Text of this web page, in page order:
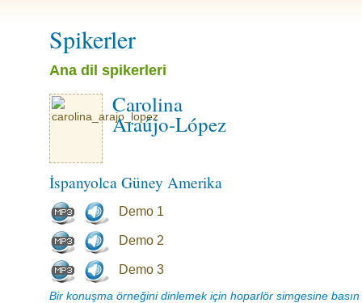
Spikerler
Ana dil spikerleri
Carolina
Araújo-López
İspanyolca Güney Amerika
Demo 1
Demo 2
Demo 3
Bir konuşma örneğini dinlemek için hoparlör simgesine basın